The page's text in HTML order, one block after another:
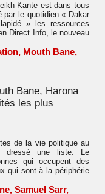
Kante est dans tous
le quotidien « Dakar
» les ressources
Direct Info, le nouveau
, Mouth Bane,
Bane, Harona
les plus
de la vie politique au
dressé une liste. Le
qui occupent des
qui sont à la périphérie
, Samuel Sarr,